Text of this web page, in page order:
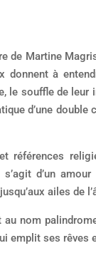
de Martine
donnent à
le souffle de
d’une
d’un
ailes de
au nom
emplit ses rêves